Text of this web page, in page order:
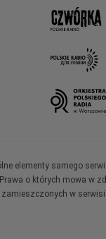
elementy samego
o których mowa
w